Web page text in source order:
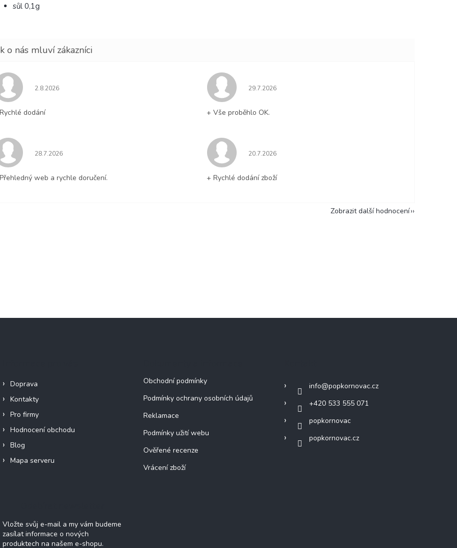
sůl 0,1g
Hodnocení obchodu je 5 z 5 hvězdiček.
2.8.2026
dodání
Hodnocení obchodu je 5 z 5 hvězdiček.
29.7.2026
+ Vše proběhlo OK.
Hodnocení obchodu je 5 z 5 hvězdiček.
28.7.2026
web a rychle doručení.
Hodnocení obchodu je 5 z 5 hvězdiček.
20.7.2026
+ Rychlé dodání zboží
Zobrazit další hodnocení
Doprava
Kontakty
Pro firmy
Hodnocení obchodu
Blog
Mapa serveru
Obchodní podmínky
Podmínky ochrany osobních údajů
Reklamace
Podmínky užití webu
Ověřené recenze
Vrácení zboží
info@popkornovac.cz
+420 533 555 071
popkornovac
popkornovac.cz
Vložte svůj e-mail a my vám budeme
zasílat informace o nových
produktech na našem e-shopu.